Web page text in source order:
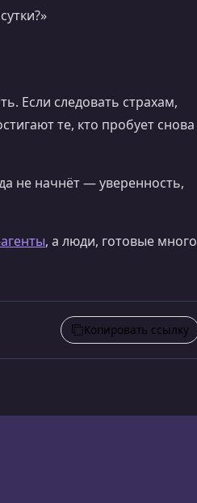
Если следовать страхам,
те, кто пробует снова
не начнёт — уверенность,
, а люди, готовые много
Копировать ссылку